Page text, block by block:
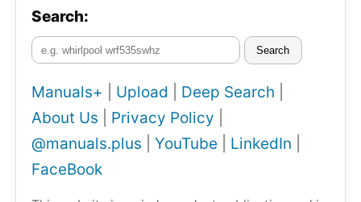
Search:
Search
Manuals+ Upload Deep Search
About Us
Privacy Policy
@manuals.plus
YouTube LinkedIn
FaceBook